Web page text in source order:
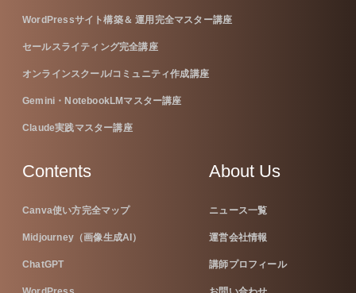
WordPressサイト構築＆ 運用完全マスター講座
セールスライティング完全講座
オンラインスクール/コミュニティ作成講座
Gemini・NotebookLMマスター講座
Claude実践マスター講座
Contents
Canva使い方完全マップ
Midjourney（画像生成AI）
ChatGPT
About Us
ニュース一覧
運営会社情報
講師プロフィール